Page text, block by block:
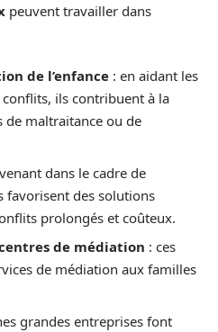
peuvent travailler dans
de l’enfance : en aidant les
ils contribuent à la
de maltraitance ou de
dans le cadre de
favorisent des solutions
prolongés et coûteux.
de médiation : ces
de médiation aux familles
grandes entreprises font